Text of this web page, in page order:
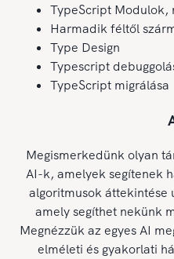
TypeScript Modulok,
Harmadik féltől
Type Design
Typescript
TypeScript migrálása
Megismerkedünk olyan
AI-k, amelyek segítenek
algoritmusok
amely segíthet nekünk
Megnézzük az egyes AI
elméleti és gyakorlati